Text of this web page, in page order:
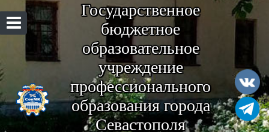
Государственное
бюджетное
образовательное
учреждение
профессионального
образования города
Севастополя